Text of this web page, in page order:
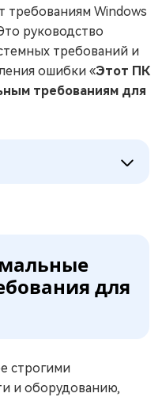
требованиям Windows
руководство
требований и
ошибки «Этот ПК
требованиям для
для
строгими
и оборудованию,